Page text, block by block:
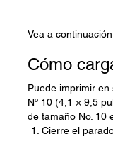
Vea a continuación.
Cómo
Puede imprimir
Nº 10 (4,1 × 9,5
de tamaño No. 10
Cierre el